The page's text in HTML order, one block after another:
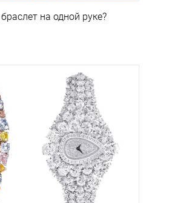
на одной руке?